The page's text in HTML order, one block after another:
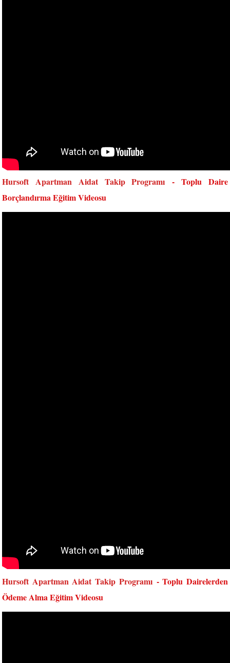
Hursoft Apartman Aidat Takip Programı - Toplu Daire
Borçlandırma Eğitim Videosu
Hursoft Apartman Aidat Takip Programı- Toplu Dairelerden
Ödeme Alma Eğitim Videosu